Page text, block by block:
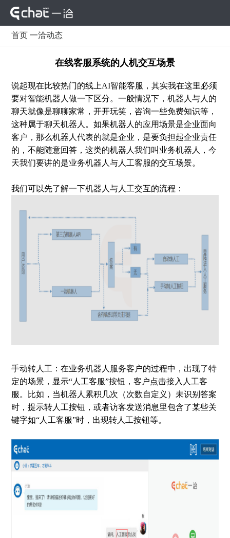
首页 一洽动态
在线客服系统的人机交互场景
说起现在比较热门的线上AI智能客服，其实我在这里必须
要对智能机器人做一下区分。一般情况下，机器人与人的
聊天就像是聊聊家常，开开玩笑，咨询一些免费知识等，
这种属于聊天机器人。如果机器人的应用场景是企业面向
客户，那么机器人代表的就是企业，是要负担起企业责任
的，不能随意回答，这类的机器人我们叫业务机器人，今
天我们要讲的是业务机器人与人工客服的交互场景。
我们可以先了解一下机器人与人工交互的流程：
手动转人工：在业务机器人服务客户的过程中，出现了特
定的场景，显示“人工客服”按钮，客户点击接入人工客
服。比如，当机器人累积几次（次数自定义）未识别答案
时，提示转人工按钮，或者访客发送消息里包含了某些关
键字如“人工客服”时，出现转人工按钮等。